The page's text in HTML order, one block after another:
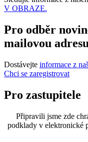
V OBRAZE.
Pro odběr
mailovou adresu
Dostávejte informace z
Chci se zaregistrovat
Pro zastupitele
Připravili jsme zde
podklady v elektronické